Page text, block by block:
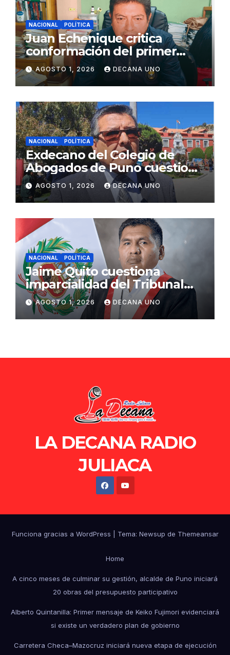
NACIONAL POLÍTICA
Juan Echenique critica
conformación del primer
gabinete ministerial de Keiko
Fujimori
AGOSTO 1, 2026 DECANA UNO
NACIONAL POLÍTICA
Exdecano del Colegio de
Abogados de Puno cuestiona
propuestas sobre seguridad
ciudadana
AGOSTO 1, 2026 DECANA UNO
NACIONAL POLÍTICA
Jaime Quito cuestiona
imparcialidad del Tribunal
Constitucional tras liberación
de Ollanta Humala
AGOSTO 1, 2026 DECANA UNO
LA DECANA RADIO
JULIACA
Funciona gracias a WordPress Tema: Newsup de Themeansar
Home
A cinco meses de culminar su gestión, alcalde de Puno iniciará
20 obras del presupuesto participativo
Alberto Quintanilla: Primer mensaje de Keiko Fujimori evidenciará
si existe un verdadero plan de gobierno
Carretera Checa–Mazocruz iniciará nueva etapa de ejecución